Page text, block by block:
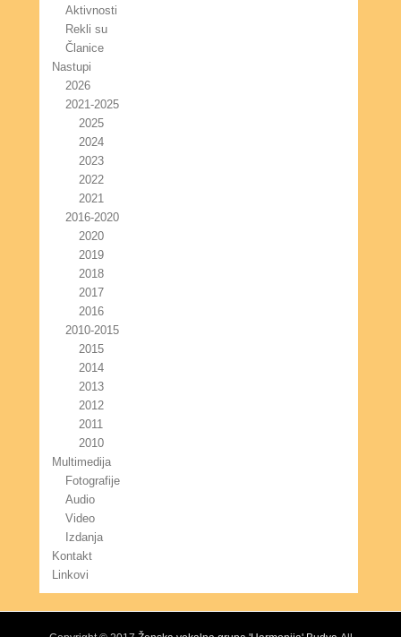
Aktivnosti
Rekli su
Članice
Nastupi
2026
2021-2025
2025
2024
2023
2022
2021
2016-2020
2020
2019
2018
2017
2016
2010-2015
2015
2014
2013
2012
2011
2010
Multimedija
Fotografije
Audio
Video
Izdanja
Kontakt
Linkovi